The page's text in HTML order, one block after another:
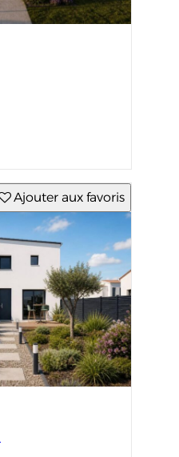
Ajouter aux favoris